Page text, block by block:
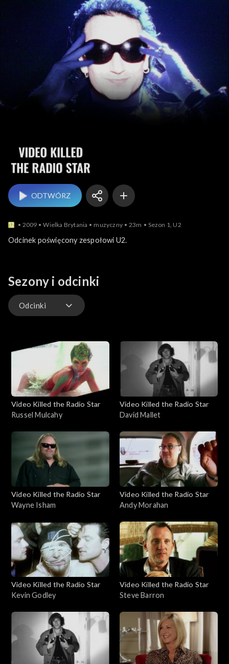
Video Killed the Radio
ODTWÓRZ
2009 Wielka Brytania muzyczny 23m Sezon 1, U2
Odcinek poświęcony zespołowi U2.
Sezony i odcinki
Odcinki
Video Killed the Radio Star
Russel Mulcahy
Video Killed the Radio Star
David Mallet
Video Killed the Radio Star
Wayne Isham
Video Killed the Radio Star
Andy Morahan
Video Killed the Radio Star
Kevin Godley
Video Killed the Radio Star
Steve Barron